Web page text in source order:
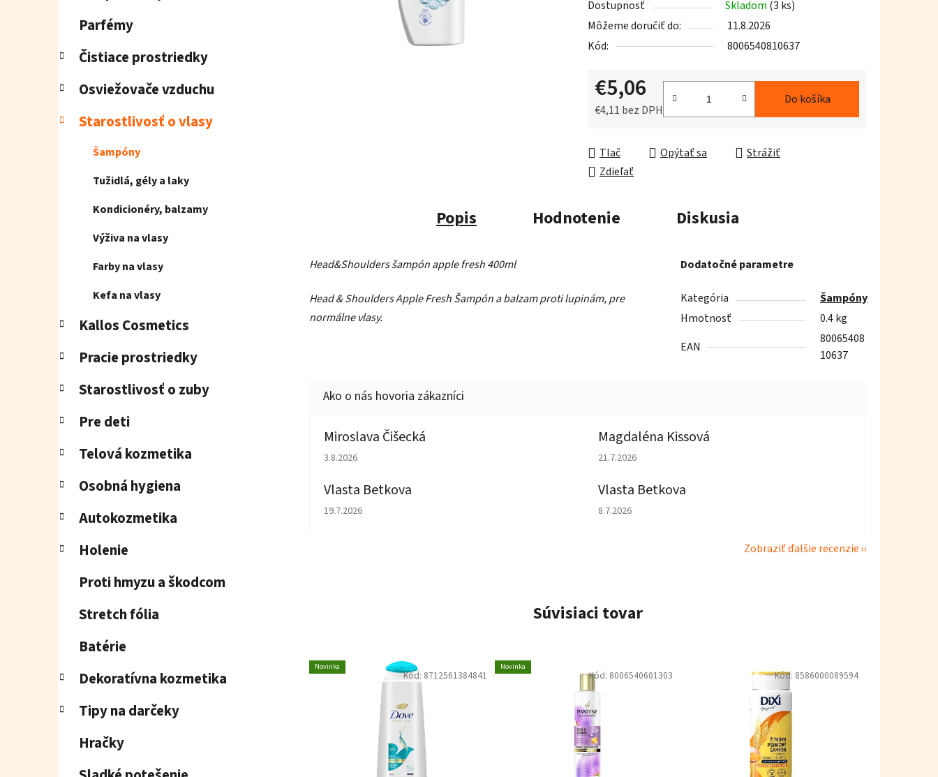
Parfémy
Čistiace prostriedky
Osviežovače vzduchu
Starostlivosť o vlasy
Šampóny
Tužidlá, gély a laky
Kondicionéry, balzamy
Výživa na vlasy
Farby na vlasy
Kefa na vlasy
Kallos Cosmetics
Pracie prostriedky
Starostlivosť o zuby
Pre deti
Telová kozmetika
Osobná hygiena
Autokozmetika
Holenie
Proti hmyzu a škodcom
Stretch fólia
Batérie
Dekoratívna kozmetika
Tipy na darčeky
Hračky
je
0,0
z
hviezdičiek.
Dostupnosť Skladom (3 ks)
Môžeme doručiť do:
11.8.2026
Kód:
8006540810637
€5,06
€4,11 bez DPH
Do košíka
Tlač Opýtať sa
Strážiť
Zdieľať
Popis Hodnotenie Diskusia
Head&Shoulders šampón apple fresh 400ml
Head & Shoulders Apple Fresh Šampón a balzam proti lupinám, pre
normálne vlasy.
Dodatočné parametre
Kategória
Šampóny
Hmotnosť
0.4 kg
EAN
80065408
10637
Miroslava Čišecká
Hodnotenie obchodu je 1 z 5 hviezdičiek.
3.8.2026
Magdaléna Kissová
Hodnotenie obchodu je 5 z 5 hviezdičiek.
21.7.2026
Vlasta Betkova
Hodnotenie obchodu je 5 z 5 hviezdičiek.
19.7.2026
Vlasta Betkova
Hodnotenie obchodu je 4 z 5 hviezdičiek.
8.7.2026
Zobraziť ďalšie recenzie
Súvisiaci tovar
Novinka
Kód: 8712561384841
Novinka
Kód: 8006540601303 Kód: 8586000089594